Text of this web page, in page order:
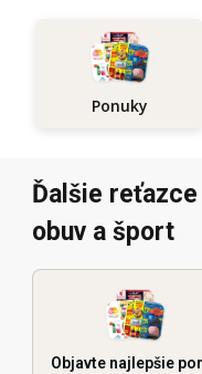
Ponuky
Ďalšie
obuv a šport
Objavte najlepšie